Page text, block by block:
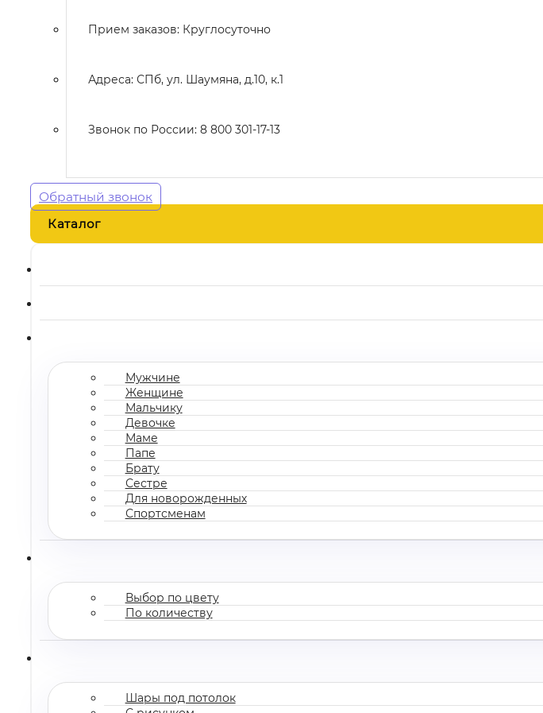
Прием заказов: Круглосуточно
Адреса: СПб, ул. Шаумяна, д.10, к.1
Звонок по России: 8 800 301-17-13
Обратный звонок
Каталог
Мужчине
Женщине
Мальчику
Девочке
Маме
Папе
Брату
Сестре
Для новорожденных
Спортсменам
Выбор по цвету
По количеству
Шары под потолок